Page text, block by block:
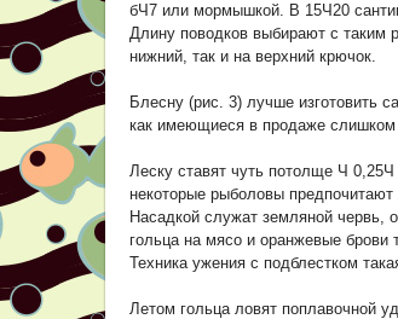
бЧ7 или мормышкой. В 15Ч20
Длину поводков выбирают с таким
нижний, так и на верхний крючок.
Блесну (рис. 3) лучше изготовить
как имеющиеся в продаже
Леску ставят чуть потолще Ч
некоторые рыболовы
Насадкой служат земляной червь,
гольца на мясо и оранжевые брови
Техника ужения с подблестком
Летом гольца ловят поплавочной